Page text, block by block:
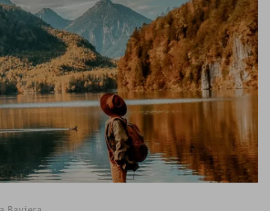
CASTELOS
Tickets & Pacotes
do Allgäu.